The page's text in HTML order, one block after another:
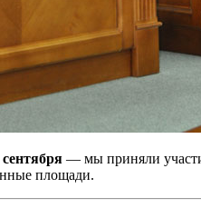
— мы приняли
площади.